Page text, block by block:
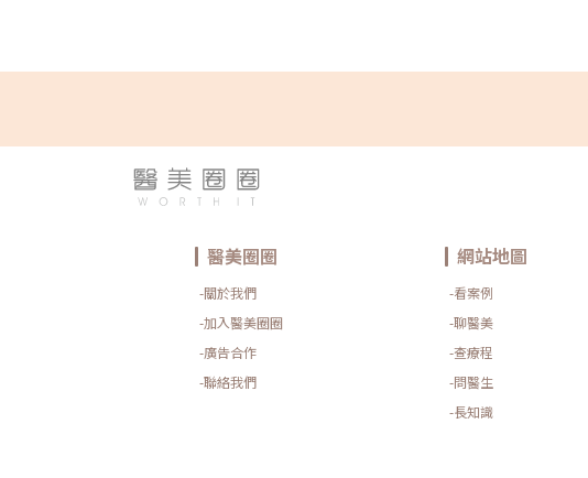
醫美圈圈
-關於我們
-加入醫美圈圈
-廣告合作
-聯絡我們
網站地圖
-看案例
-聊醫美
-查療程
-問醫生
-長知識